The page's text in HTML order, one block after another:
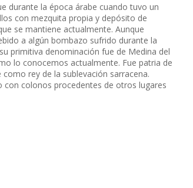
durante la época árabe cuando tuvo un
con mezquita propia y depósito de
se mantiene actualmente. Aunque
a algún bombazo sufrido durante la
primitiva denominación fue de Medina del
lo conocemos actualmente. Fue patria de
rey de la sublevación sarracena.
colonos procedentes de otros lugares